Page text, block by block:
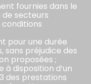
fournies dans le
secteurs
pour une durée
sans préjudice des
proposées ;
disposition d’un
des prestations